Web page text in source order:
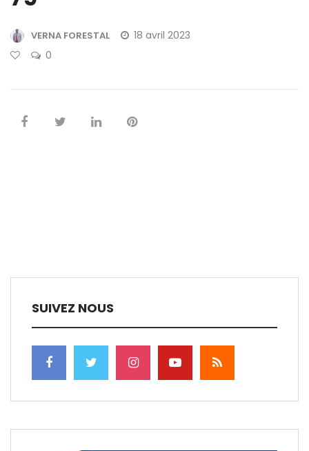
VERNA FORESTAL
18 avril 2023
0
SUIVEZ NOUS